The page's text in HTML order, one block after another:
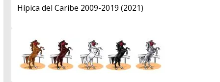
Hípica del Caribe 2009-2019 (2021)